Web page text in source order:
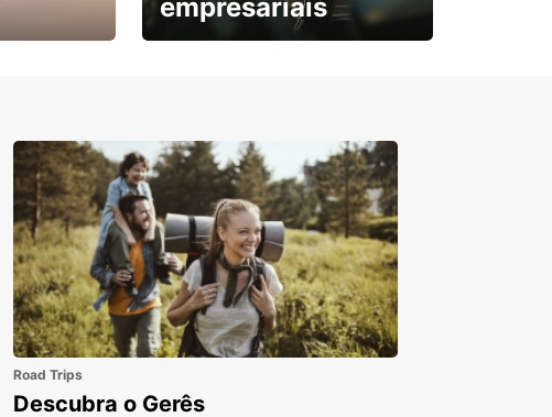
empresariais
Road Trips
Descubra o Gerês